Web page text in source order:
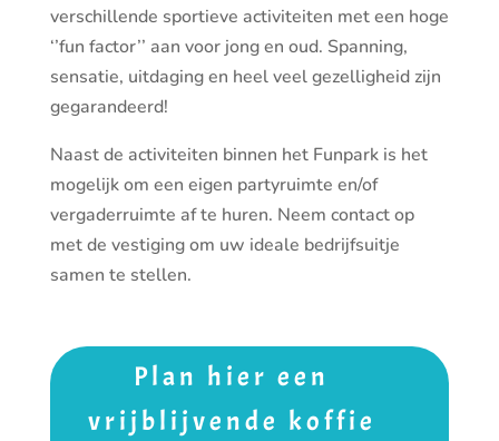
verschillende sportieve activiteiten met een hoge
‘’fun factor’’ aan voor jong en oud. Spanning,
sensatie, uitdaging en heel veel gezelligheid zijn
gegarandeerd!
Naast de activiteiten binnen het Funpark is het
mogelijk om een eigen partyruimte en/of
vergaderruimte af te huren. Neem contact op
met de vestiging om uw ideale bedrijfsuitje
samen te stellen.
Plan hier een
vrijblijvende koffie